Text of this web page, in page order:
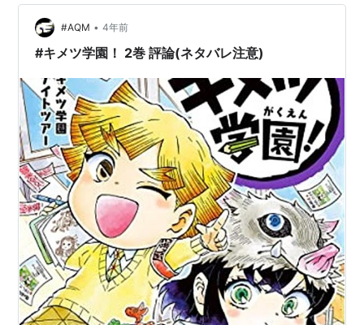
#AQM • 4年前
#キメツ学園！ 2巻 評論(ネタバレ注意)